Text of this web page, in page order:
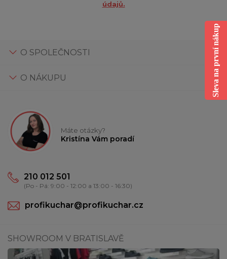
údajů.
O SPOLEČNOSTI
O NÁKUPU
Máte otázky?
Kristína Vám poradí
210 012 501
(Po - Pá: 9:00 - 12:00 a 13:00 - 16:30)
profikuchar@profikuchar.cz
SHOWROOM V BRATISLAVĚ
Sleva na první nákup